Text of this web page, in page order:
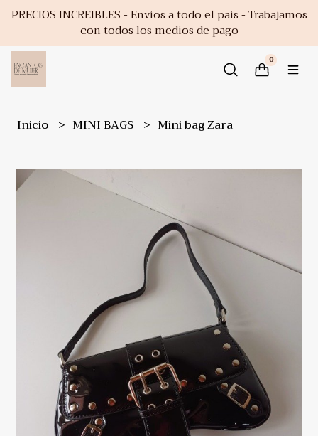
PRECIOS INCREIBLES - Envios a todo el pais - Trabajamos
con todos los medios de pago
0
Inicio MINI BAGS Mini bag Zara